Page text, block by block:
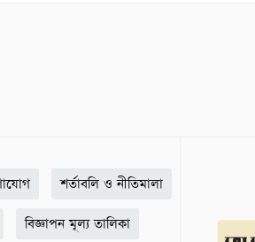
শর্তাবলি ও নীতিমালা
বিজ্ঞাপন মূল্য তালিকা